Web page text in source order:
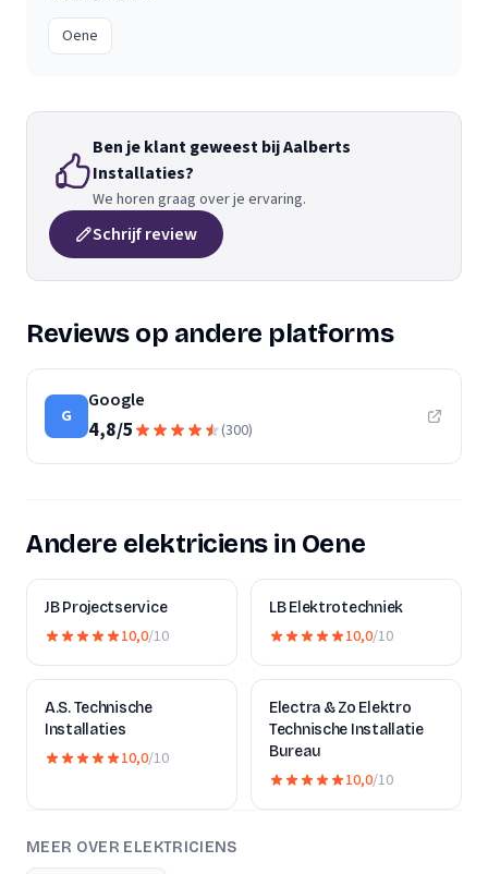
Oene
Ben je klant geweest bij Aalberts
Installaties?
We horen graag over je ervaring.
Schrijf review
Reviews op andere platforms
G
Google
4,8/5 (300)
Andere elektriciens in Oene
JB Projectservice
10,0/10
LB Elektrotechniek
10,0/10
A.S. Technische
Installaties
10,0/10
Electra & Zo Elektro
Technische Installatie
Bureau
10,0/10
MEER OVER ELEKTRICIENS